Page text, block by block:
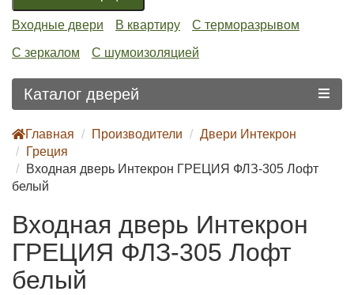
Входные двери В квартиру С терморазрывом
С зеркалом С шумоизоляцией
Каталог дверей
Главная Производители
Двери Интекрон
Греция
Входная дверь Интекрон ГРЕЦИЯ ФЛЗ-305 Лофт
белый
Входная дверь Интекрон
ГРЕЦИЯ ФЛЗ-305 Лофт
белый